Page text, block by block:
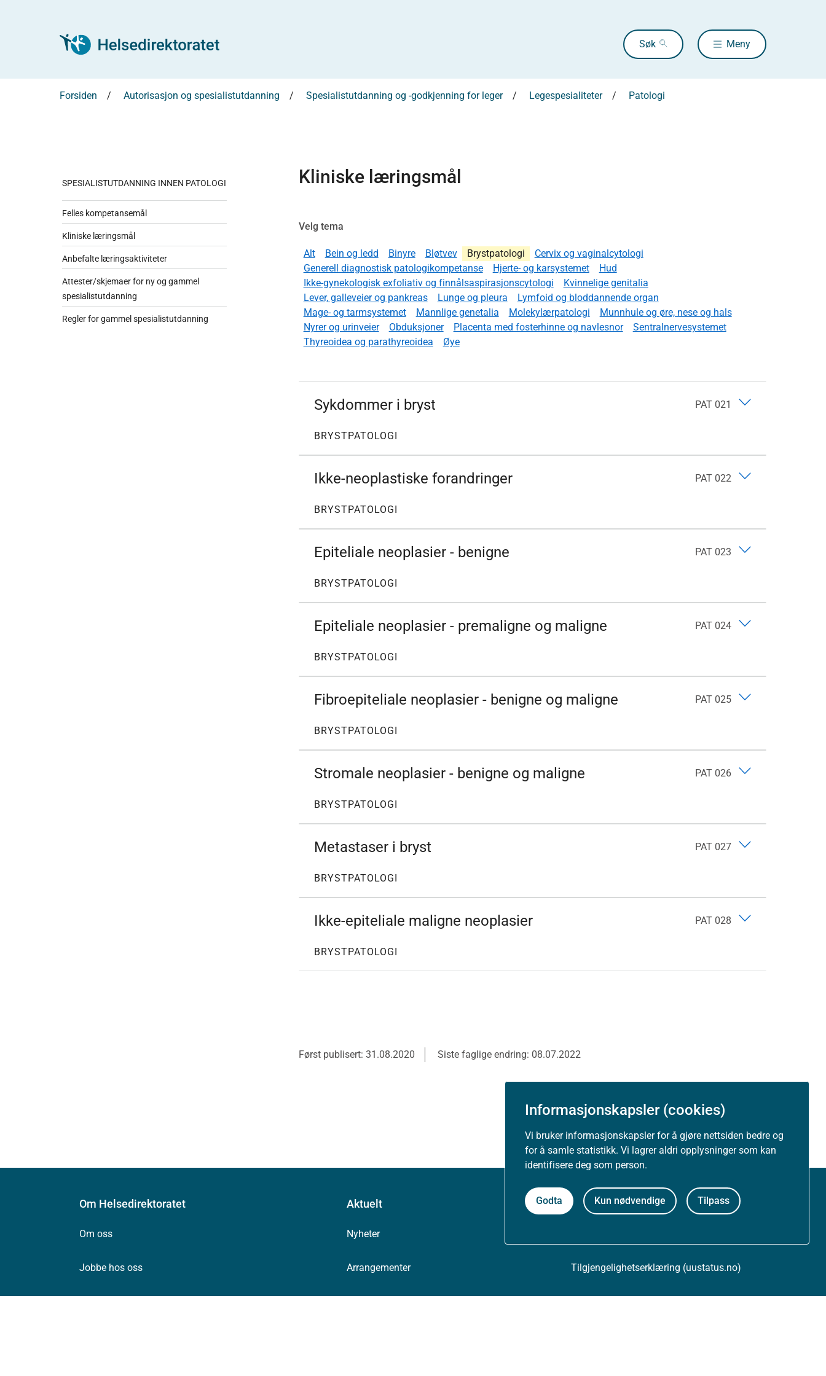
Informasjonskapsler (cookies)
Vi bruker informasjonskapsler for å gjøre nettsiden bedre og
for å samle statistikk. Vi lagrer aldri opplysninger som kan
identifisere deg som person.
Godta Kun nødvendige Tilpass
Søk Meny
Forsiden Autorisasjon og spesialistutdanning Spesialistutdanning og -godkjenning for leger Legespesialiteter Patologi
SPESIALISTUTDANNING INNEN PATOLOGI
Felles kompetansemål
Kliniske læringsmål
Anbefalte læringsaktiviteter
Attester/skjemaer for ny og gammel
spesialistutdanning
Regler for gammel spesialistutdanning
Kliniske læringsmål
Velg tema
Alt Bein og ledd Binyre Bløtvev Brystpatologi
Cervix og vaginalcytologi
Generell diagnostisk patologikompetanse
Hjerte- og karsystemet
Hud
Ikke-gynekologisk exfoliativ og finnålsaspirasjonscytologi
Kvinnelige genitalia
Lever, galleveier og pankreas
Lunge og pleura
Lymfoid og bloddannende organ
Mage- og tarmsystemet
Mannlige genetalia Molekylærpatologi
Munnhule og øre, nese og hals
Nyrer og urinveier
Obduksjoner Placenta med fosterhinne og navlesnor
Sentralnervesystemet
Thyreoidea og parathyreoidea
Øye
Sykdommer i bryst PAT 021
BRYSTPATOLOGI
Ikke-neoplastiske forandringer PAT 022
BRYSTPATOLOGI
Epiteliale neoplasier - benigne PAT 023
BRYSTPATOLOGI
Epiteliale neoplasier - premaligne og maligne PAT 024
BRYSTPATOLOGI
Fibroepiteliale neoplasier - benigne og maligne PAT 025
BRYSTPATOLOGI
Stromale neoplasier - benigne og maligne PAT 026
BRYSTPATOLOGI
Metastaser i bryst PAT 027
BRYSTPATOLOGI
Ikke-epiteliale maligne neoplasier PAT 028
BRYSTPATOLOGI
Først publisert: 31.08.2020 Siste faglige endring: 08.07.2022
Om Helsedirektoratet
Om oss
Jobbe hos oss
Aktuelt
Nyheter
Arrangementer
Om nettstedet
Tilgjengelighetserklæring (uustatus.no)